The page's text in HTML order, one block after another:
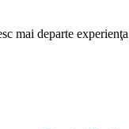
mai departe